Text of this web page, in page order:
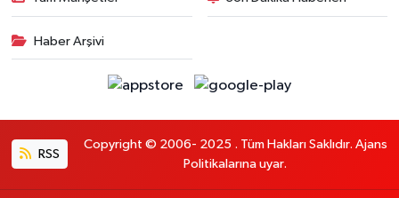
Haber Arşivi
RSS
Copyright © 2006- 2025 . Tüm Hakları Saklıdır. Ajans
Politikalarına uyar.